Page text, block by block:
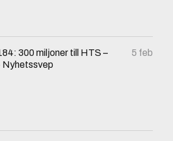
300 miljoner till HTS –
Nyhetssvep
5 feb